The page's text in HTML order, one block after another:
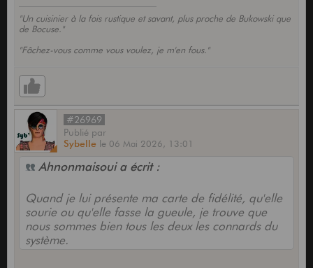
"Un cuisinier à la fois rustique et savant, plus proche de Bukowski que
de Bocuse."
"Fâchez-vous comme vous voulez, je m'en fous."
#26969
Publié par
Sybelle le 06 Mai 2026, 13:01
Ahnonmaisoui a écrit :
Quand je lui présente ma carte de fidélité, qu'elle
sourie ou qu'elle fasse la gueule, je trouve que
nous sommes bien tous les deux les connards du
système.